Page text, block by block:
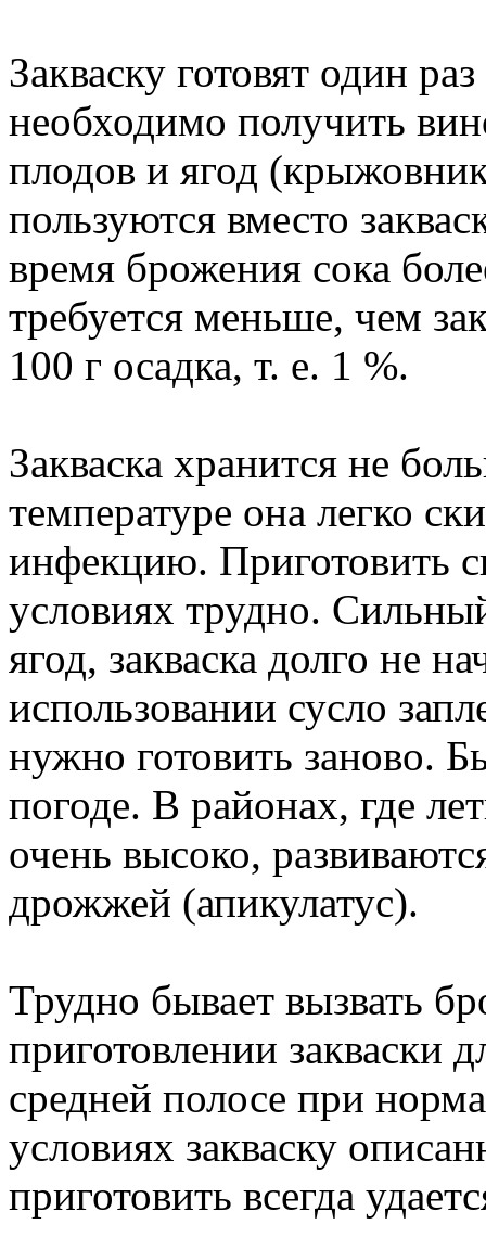
Закваску готовят один
необходимо получить
плодов и ягод
пользуются вместо
время брожения сока
требуется меньше, чем
100 г осадка, т. е. 1 %.
Закваска хранится не
температуре она легко
инфекцию. Приготовить
условиях трудно.
ягод, закваска долго не
использовании сусло
нужно готовить заново.
погоде. В районах, где
очень высоко,
дрожжей (апикулатус).
Трудно бывает вызвать
приготовлении закваски
средней полосе при
условиях закваску
приготовить всегда